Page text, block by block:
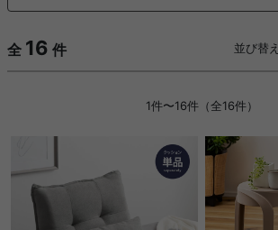
全 16 件 並び替え
1件〜16件（全16件）